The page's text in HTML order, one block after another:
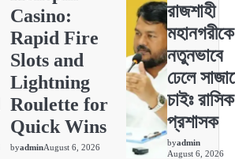
Casino:
Rapid Fire
Slots and
Lightning
Roulette for
Quick Wins
byadminAugust 6, 2026
রাজশাহী
মহানগরীকে
নতুনভাবে
ঢেলে
চাইঃ রাসিক
প্রশাসক
byadmin
August 6, 2026